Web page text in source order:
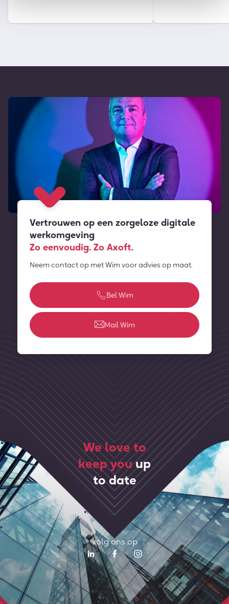
Vertrouwen op een zorgeloze digitale
werkomgeving
Zo eenvoudig. Zo Axoft.
Neem contact op met Wim voor advies op maat.
Bel Wim
Mail Wim
We love to
keep youup
to date
volg ons op